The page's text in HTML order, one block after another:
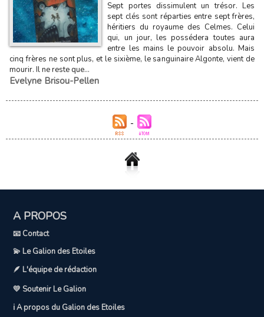
Sept portes dissimulent un trésor. Les
sept clés sont réparties entre sept frères,
héritiers du royaume des Celmes. Celui
qui, un jour, les possédera toutes aura
entre les mains le pouvoir absolu. Mais
cinq frères ne sont plus, et le sixième, le sanguinaire Algonte, vient de
mourir. Il ne reste que...
Evelyne Brisou-Pellen
A PROPOS
📧 Contact
💫 Le Galion des Etoiles
🪶 L'équipe de rédaction
💛 Soutenir Le Galion
ℹ️ A propos du Galion des Etoiles